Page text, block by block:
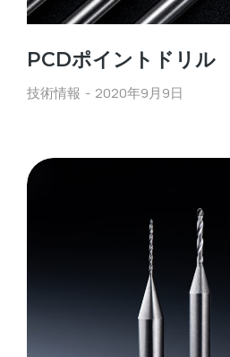
PCDポイントドリル
技術情報 2020年9月9日